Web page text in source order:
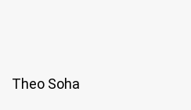
Theo Soha